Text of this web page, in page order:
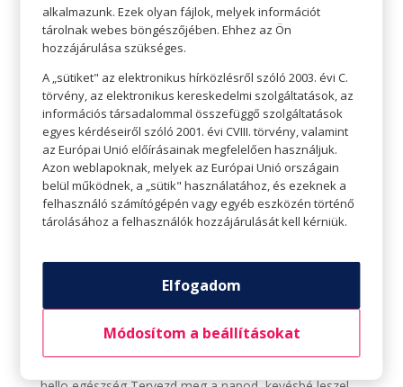
egy matracra és 15...
Tervezd meg a napod, kevésbé leszel stresszes!
Tavaszi Zsolt febr 22, 2021| Hello egészség
alkalmazunk. Ezek olyan fájlok, melyek információt
tárolnak webes böngészőjében. Ehhez az Ön
hozzájárulása szükséges.
A „sütiket" az elektronikus hírközlésről szóló 2003. évi C.
törvény, az elektronikus kereskedelmi szolgáltatások, az
információs társadalommal összefüggő szolgáltatások
egyes kérdéseiről szóló 2001. évi CVIII. törvény, valamint
az Európai Unió előírásainak megfelelően használjuk.
Azon weblapoknak, melyek az Európai Unió országain
belül működnek, a „sütik" használatához, és ezeknek a
felhasználó számítógépén vagy egyéb eszközén történő
tárolásához a felhasználók hozzájárulását kell kérniük.
Elfogadom
Módosítom a beállításokat